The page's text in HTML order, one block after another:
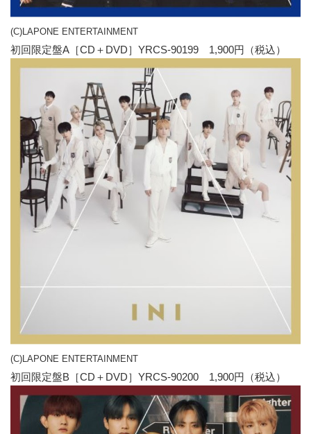
(C)LAPONE ENTERTAINMENT
初回限定盤A［CD＋DVD］YRCS-90199 1,900円（税込）
(C)LAPONE ENTERTAINMENT
初回限定盤B［CD＋DVD］YRCS-90200 1,900円（税込）